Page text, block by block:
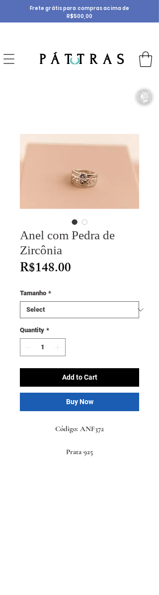
P Á T T R A S
Frete grátis para compras acima de
R$500,00
Anel com Pedra de
Zircônia
R$148.00
Tamanho *
Quantity *
Add to Cart
Buy Now
Código: ANF372
Prata 925